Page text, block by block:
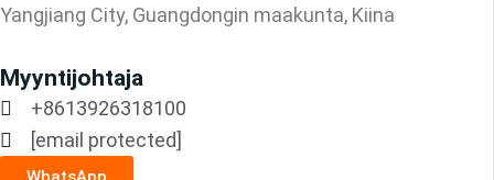
Yangjiang City, Guangdongin maakunta, Kiina
Myyntijohtaja
+8613926318100
[email protected]